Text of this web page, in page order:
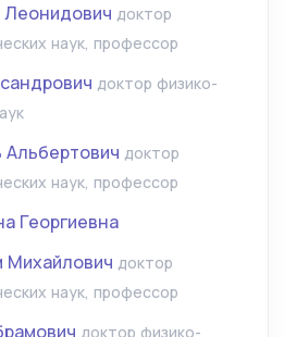
Леонидович доктор
наук, профессор
доктор физико-
Альбертович доктор
наук, профессор
Георгиевна
доктор
наук, профессор
доктор физико-